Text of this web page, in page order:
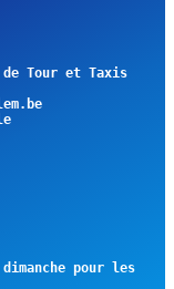
Tour et Taxis
06 59
pour les